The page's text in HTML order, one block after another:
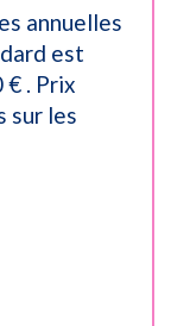
annuelles
est
. Prix
sur les